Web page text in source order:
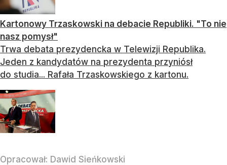
Kartonowy Trzaskowski na debacie Republiki. "To nie
nasz pomysł"
Trwa debata prezydencka w Telewizji Republika.
Jeden z kandydatów na prezydenta przyniósł
do studia... Rafała Trzaskowskiego z kartonu.
Opracował: Dawid Sieńkowski